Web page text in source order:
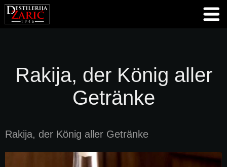
Rakija, der König aller
Getränke
Rakija, der König aller Getränke